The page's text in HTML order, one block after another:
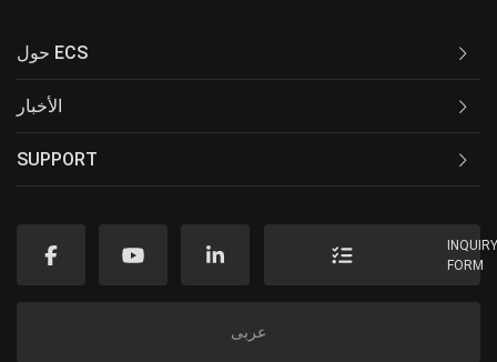
حول ECS
الأخبار
SUPPORT
FORM
عربى